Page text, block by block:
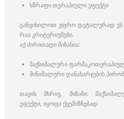
სწრაფი თერაპიული ეფექტი
განვიხილოთ უფრო დეტალურად ეს
რაა კრიტერიუმები.
აქ ძირითადი მიზანია:
მაქსიმალური
მინიმალური დანახარჯების
თავის მხრივ, მიზანი:
ეფექტი, იყოფა ქვემიზნებად: